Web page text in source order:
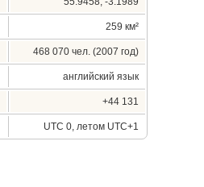
259 км²
468 070 чел. (2007 год)
английский язык
+44 131
UTC 0, летом UTC+1